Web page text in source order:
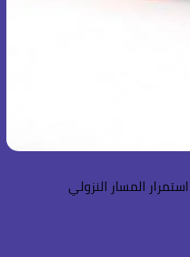
2026، مقارنة بـ 12.3% في ديسمبر 2025، في إشارة جديدة إلى استمرار المسار النزولي